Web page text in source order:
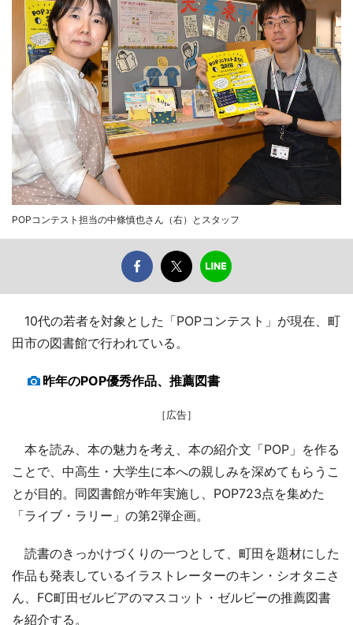
POPコンテスト担当の中條慎也さん（右）とスタッフ
10代の若者を対象とした「POPコンテスト」が現在、町
田市の図書館で行われている。
昨年のPOP優秀作品、推薦図書
［広告］
本を読み、本の魅力を考え、本の紹介文「POP」を作る
ことで、中高生・大学生に本への親しみを深めてもらうこ
とが目的。同図書館が昨年実施し、POP723点を集めた
「ライブ・ラリー」の第2弾企画。
読書のきっかけづくりの一つとして、町田を題材にした
作品も発表しているイラストレーターのキン・シオタニさ
ん、FC町田ゼルビアのマスコット・ゼルビーの推薦図書
を紹介する。